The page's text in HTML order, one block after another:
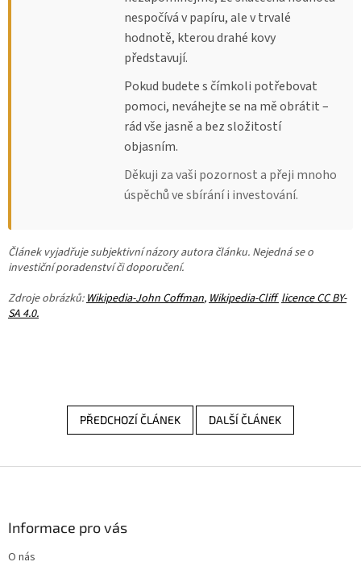
nespočívá v papíru, ale v trvalé
hodnotě, kterou drahé kovy
představují.
Pokud budete s čímkoli potřebovat
pomoci, neváhejte se na mě obrátit –
rád vše jasně a bez složitostí
objasním.
Děkuji za vaši pozornost a přeji mnoho
úspěchů ve sbírání i investování.
Článek vyjadřuje subjektivní názory autora článku. Nejedná se o
investiční poradenství či doporučení.
Zdroje obrázků: Wikipedia-John Coffman, Wikipedia-Cliff licence CC BY-
SA 4.0.
PŘEDCHOZÍ ČLÁNEK DALŠÍ ČLÁNEK
Informace pro vás
O nás